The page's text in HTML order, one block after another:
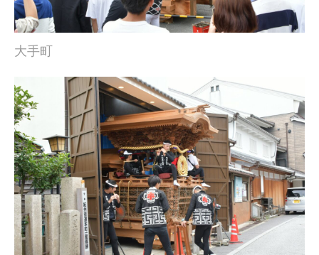
大手町